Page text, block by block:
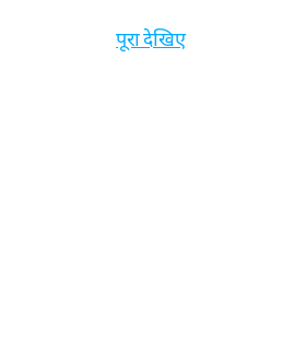
पूरा देखिए